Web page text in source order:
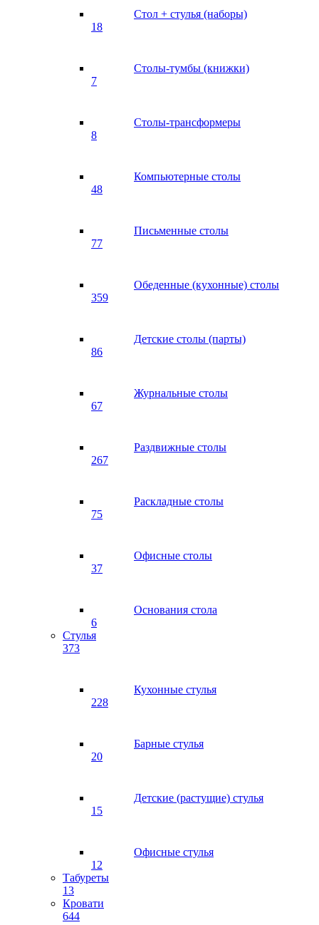
Стол + стулья (наборы)
18
Столы-тумбы (книжки)
7
Столы-трансформеры
8
Компьютерные столы
48
Письменные столы
77
Обеденные (кухонные) столы
359
Детские столы (парты)
86
Журнальные столы
67
Раздвижные столы
267
Раскладные столы
75
Офисные столы
37
Основания стола
6
Стулья
373
Кухонные стулья
228
Барные стулья
20
Детские (растущие) стулья
15
Офисные стулья
12
Табуреты
13
Кровати
644